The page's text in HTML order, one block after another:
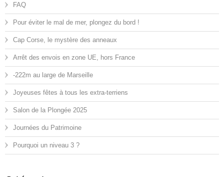
FAQ
Pour éviter le mal de mer, plongez du bord !
Cap Corse, le mystère des anneaux
Arrêt des envois en zone UE, hors France
-222m au large de Marseille
Joyeuses fêtes à tous les extra-terriens
Salon de la Plongée 2025
Journées du Patrimoine
Pourquoi un niveau 3 ?